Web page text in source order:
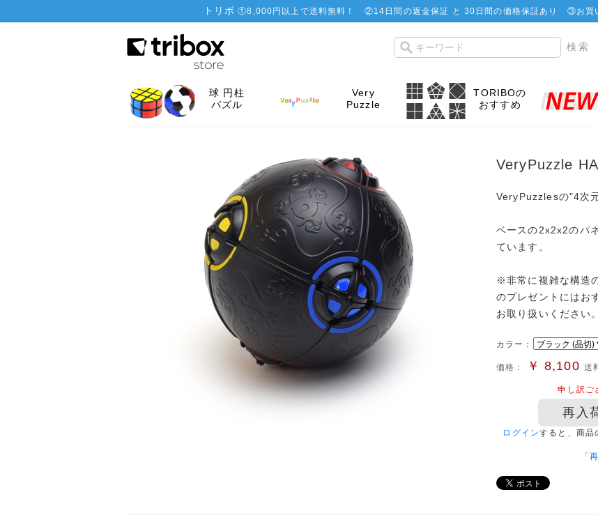
トリボ ①8,000円以上で送料無料！ ②14日間の返金保証 と 30日間の価格保証あり ③お買
球 円柱
パズル
Very
Puzzle
TORIBOの
おすすめ
VeryPuzzle
VeryPuzzlesの"4次
ベースの2x2x2のパ
ています。
※非常に複雑な構造
のプレゼントにはお
お取り扱いください。
カラー：
価格： ￥ 8,100 送
申し訳ご
再入
ログインすると、商品
「